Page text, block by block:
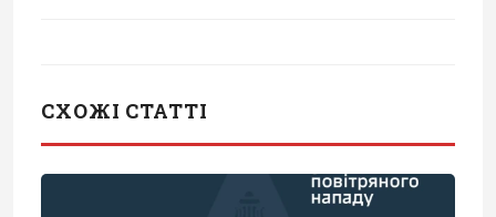
СХОЖІ СТАТТІ